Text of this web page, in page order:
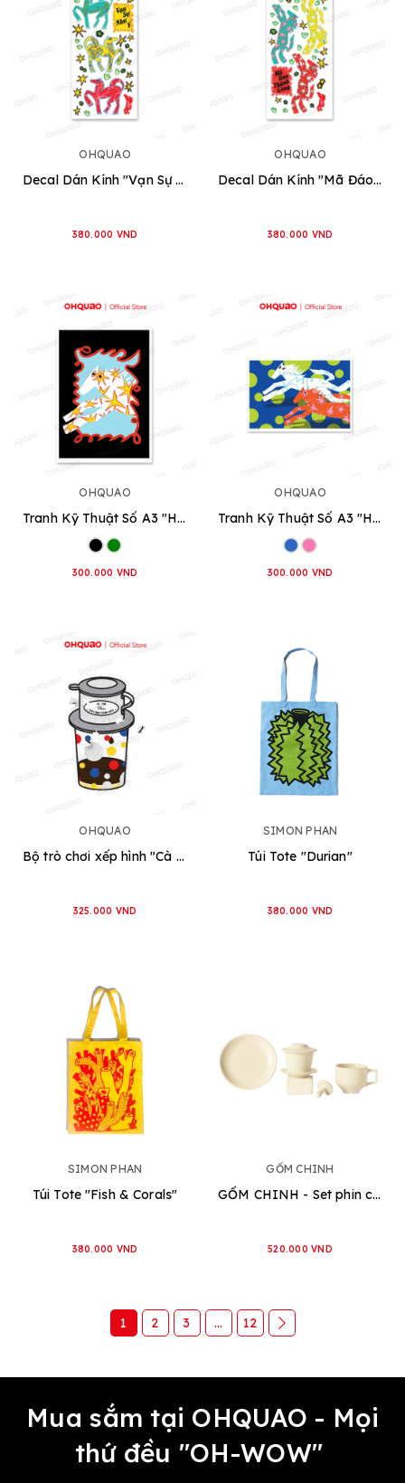
OHQUAO
Decal Dán Kính "Vạn Sự Như Ý"
380.000 VND
OHQUAO
Decal Dán Kính "Mã Đáo Thành Công"
380.000 VND
OHQUAO
Tranh Kỹ Thuật Số A3 "Horse Stars" - Dọc
300.000 VND
OHQUAO
Tranh Kỹ Thuật Số A3 "Horse Stars" - Ngang
300.000 VND
OHQUAO
Bộ trò chơi xếp hình "Cà Phê Phin"
325.000 VND
SIMON PHAN
Túi Tote "Durian"
380.000 VND
SIMON PHAN
Túi Tote "Fish & Corals"
380.000 VND
GỐM CHINH
GỐM CHINH - Set phin cafe Một Cột [2 loại]
520.000 VND
1 2 3 ... 12
Mua sắm tại OHQUAO - Mọi
thứ đều "OH-WOW"